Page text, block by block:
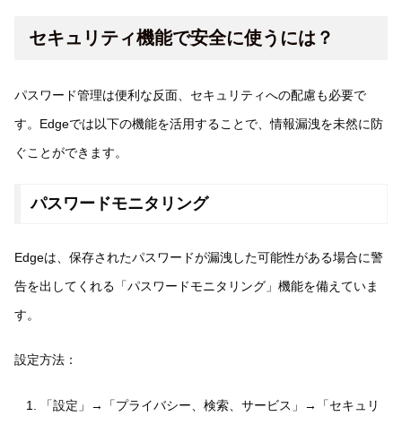
セキュリティ機能で安全に使うには？
パスワード管理は便利な反面、セキュリティへの配慮も必要で
す。Edgeでは以下の機能を活用することで、情報漏洩を未然に防
ぐことができます。
パスワードモニタリング
Edgeは、保存されたパスワードが漏洩した可能性がある場合に警
告を出してくれる「パスワードモニタリング」機能を備えていま
す。
設定方法：
「設定」→「プライバシー、検索、サービス」→「セキュリ